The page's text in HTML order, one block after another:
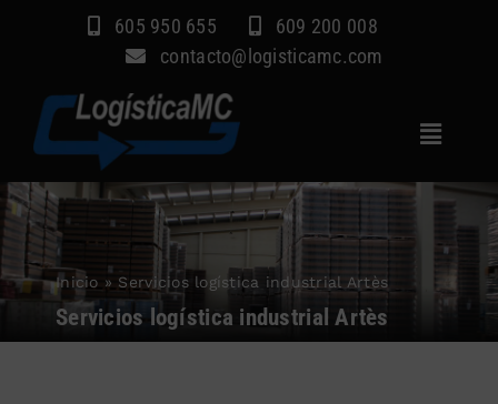
605 950 655
609 200 008
contacto@logisticamc.com
Toggle
Inicio
Servicios
Sectores
Inicio » Servicios logística industrial Artès
Servicios logística industrial Artès